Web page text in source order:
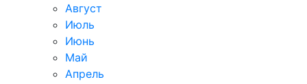
Август
Июль
Июнь
Май
Апрель